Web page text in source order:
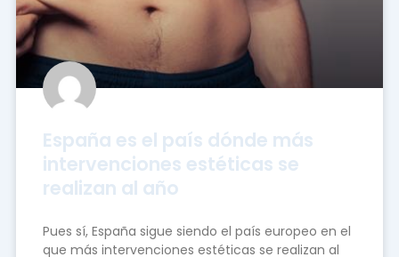
España es el país dónde más
intervenciones estéticas se
realizan al año
Pues sí, España sigue siendo el país europeo en el
que más intervenciones estéticas se realizan al